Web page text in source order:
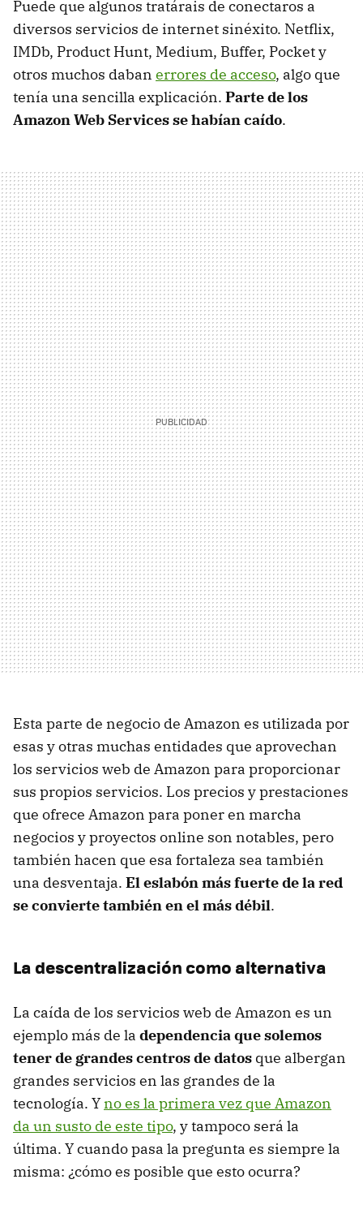
Puede que algunos tratárais de conectaros a
diversos servicios de internet sinéxito. Netflix,
IMDb, Product Hunt, Medium, Buffer, Pocket y
otros muchos daban errores de acceso, algo que
tenía una sencilla explicación. Parte de los
Amazon Web Services se habían caído.
Esta parte de negocio de Amazon es utilizada por
esas y otras muchas entidades que aprovechan
los servicios web de Amazon para proporcionar
sus propios servicios. Los precios y prestaciones
que ofrece Amazon para poner en marcha
negocios y proyectos online son notables, pero
también hacen que esa fortaleza sea también
una desventaja. El eslabón más fuerte de la red
se convierte también en el más débil.
La descentralización como alternativa
La caída de los servicios web de Amazon es un
ejemplo más de la dependencia que solemos
tener de grandes centros de datos que albergan
grandes servicios en las grandes de la
tecnología. Yno es la primera vez que Amazon
da un susto de este tipo, y tampoco será la
última. Y cuando pasa la pregunta es siempre la
misma: ¿cómo es posible que esto ocurra?